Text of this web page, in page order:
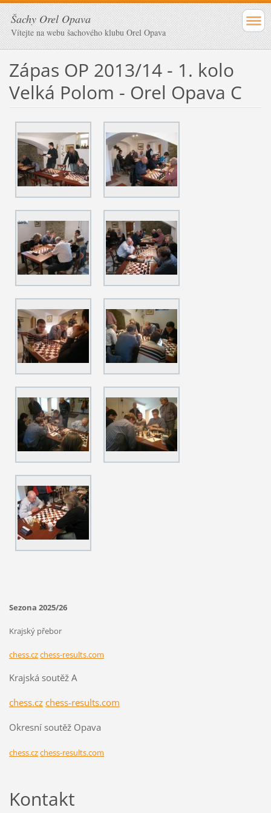
Šachy Orel Opava
Vítejte na webu šachového klubu Orel Opava
Zápas OP 2013/14 - 1. kolo
Velká Polom - Orel Opava C
Sezona 2025/26
Krajský přebor
chess.czchess-results.com
Krajská soutěž A
chess.cz chess-results.com
Okresní soutěž Opava
chess.czchess-results.com
Kontakt